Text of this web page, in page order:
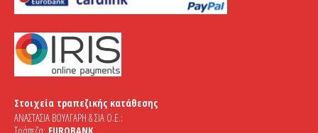
Στοιχεία τραπεζικής κατάθεσης
ΑΝΑΣΤΑΣΙΑ ΒΟΥΛΓΑΡΗ & ΣΙΑ Ο.Ε.: